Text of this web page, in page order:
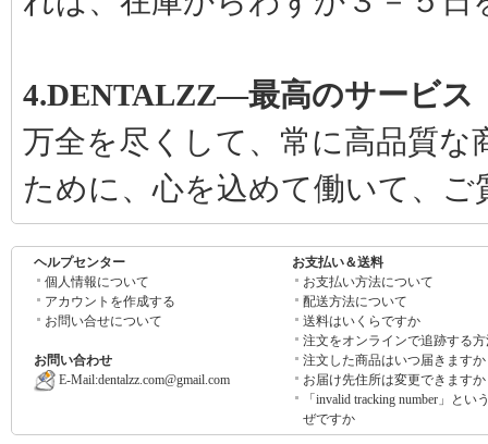
4.DENTALZZ―最高のサービス
万全を尽くして、常に高品質
ために、心を込めて働いて、
ヘルプセンター
個人情報について
アカウントを作成する
お問い合せについて
お問い合わせ
E-Mail:dentalzz.com@gmail.com
お支払い＆送料
お支払い方法について
配送方法について
送料はいくらですか
注文をオンラインで追跡する
注文した商品はいつ届きますか
お届け先住所は変更できますか
「invalid tracking number」とい
ぜですか